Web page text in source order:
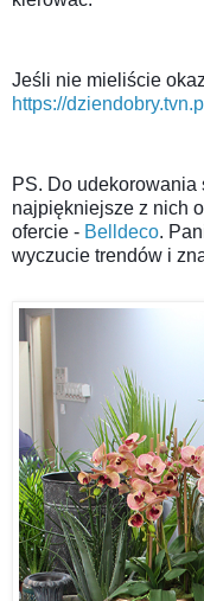
https://
PS. Do udekorowania
najpiękniejsze z nich
ofercie - Belldeco.
wyczucie trendów i